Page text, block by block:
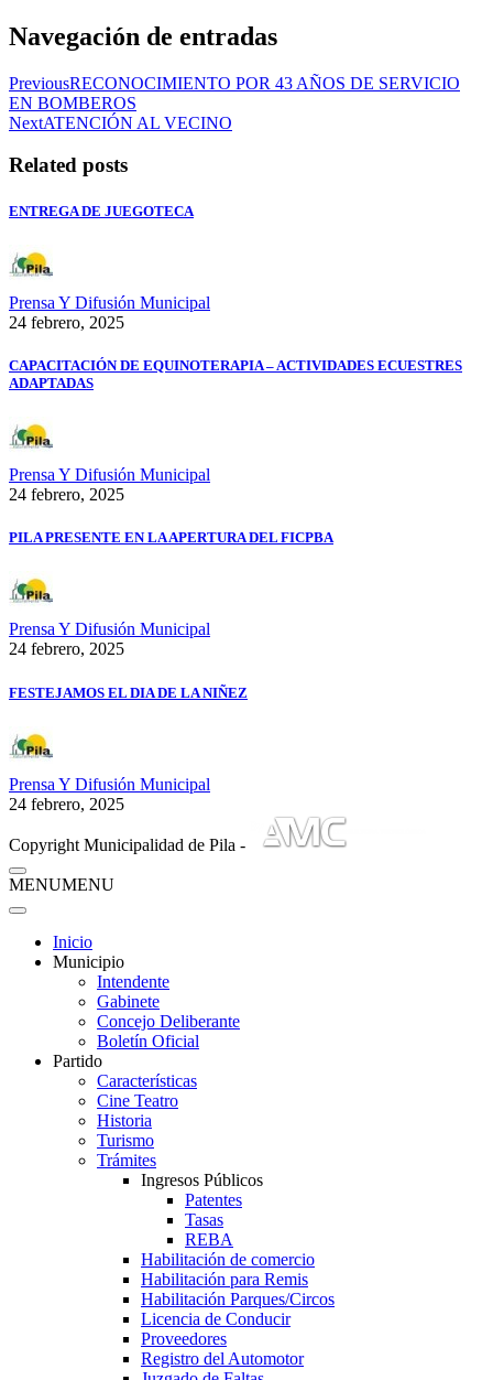
Navegación de entradas
PreviousRECONOCIMIENTO POR 43 AÑOS DE SERVICIO
EN BOMBEROS
NextATENCIÓN AL VECINO
Related posts
ENTREGA DE JUEGOTECA
Prensa Y Difusión Municipal
24 febrero, 2025
CAPACITACIÓN DE EQUINOTERAPIA – ACTIVIDADES ECUESTRES
ADAPTADAS
Prensa Y Difusión Municipal
24 febrero, 2025
PILA PRESENTE EN LA APERTURA DEL FICPBA
Prensa Y Difusión Municipal
24 febrero, 2025
FESTEJAMOS EL DIA DE LA NIÑEZ
Prensa Y Difusión Municipal
24 febrero, 2025
Copyright Municipalidad de Pila -
MENUMENU
Inicio
Municipio
Intendente
Gabinete
Concejo Deliberante
Boletín Oficial
Partido
Características
Cine Teatro
Historia
Turismo
Trámites
Ingresos Públicos
Patentes
Tasas
REBA
Habilitación de comercio
Habilitación para Remis
Habilitación Parques/Circos
Licencia de Conducir
Proveedores
Registro del Automotor